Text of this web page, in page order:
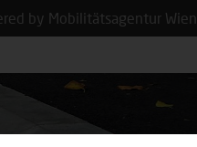
by Mobilitätsagentur Wien